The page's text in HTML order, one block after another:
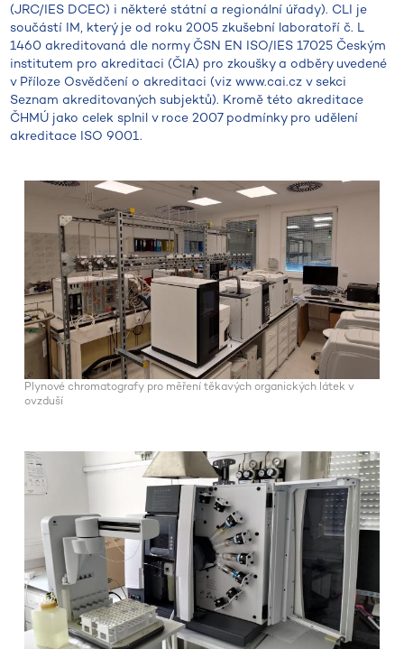
(JRC/IES DCEC) i některé státní a regionální úřady). CLI je
součástí IM, který je od roku 2005 zkušební laboratoří č. L
1460 akreditovaná dle normy ČSN EN ISO/IES 17025 Českým
institutem pro akreditaci (ČIA) pro zkoušky a odběry uvedené
v Příloze Osvědčení o akreditaci (viz www.cai.cz v sekci
Seznam akreditovaných subjektů). Kromě této akreditace
ČHMÚ jako celek splnil v roce 2007 podmínky pro udělení
akreditace ISO 9001.
Plynové chromatografy pro měření těkavých organických látek v
ovzduší